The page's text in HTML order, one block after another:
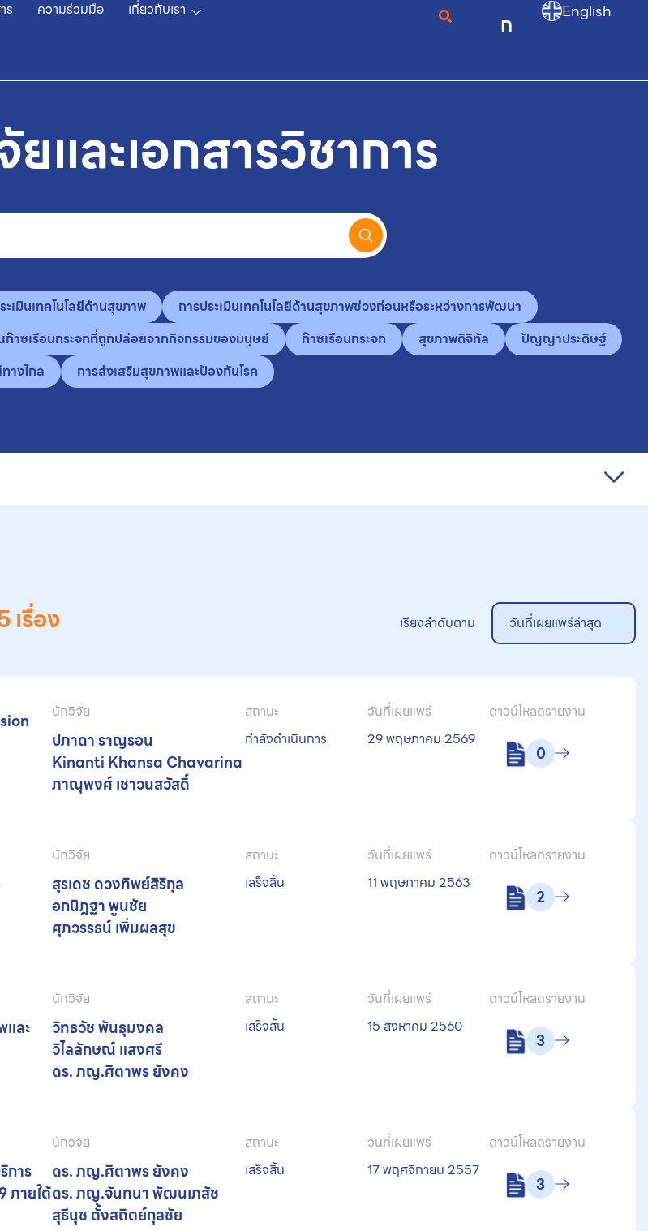
ร ความร่วมมือ เกี่ยวกับเรา
ก English
และเอกสารวิชาการ
ะเมินเทคโนโลยีด้านสุขภาพ
การประเมินเทคโนโลยีด้านสุขภาพช่วงก่อนหรือระหว่างการพัฒนา
าซเรือนกระจกที่ถูกปล่อยจากกิจกรรมของมนุษย์ ก๊าซเรือนกระจก สุขภาพดิจิทัล
ปัญญาประดิษฐ์
างไกล
การส่งเสริมสุขภาพและป้องกันโรค
เรื่อง เรียงลำดับตาม วันที่เผยแพร่ล่าสุด
นักวิจัย
ปภาดา ราญรอน
Kinanti Khansa Chavarina
ภาณุพงศ์ เชาวนสวัสดิ์
สถานะ
กำลังดำเนินการ
วันที่เผยแพร่
29 พฤษภาคม 2569
ดาวน์โหลดรายงาน
0
นักวิจัย
สุรเดช ดวงทิพย์สิริกุล
อกนิฎฐา พูนชัย
ศุภวรรธน์ เพิ่มผลสุข
สถานะ
เสร็จสิ้น
วันที่เผยแพร่
11 พฤษภาคม 2563
ดาวน์โหลดรายงาน
2
และ
นักวิจัย
วิทธวัช พันธุมงคล
วิไลลักษณ์ แสงศรี
ดร. ภญ.ศิตาพร ยังคง
สถานะ
เสร็จสิ้น
วันที่เผยแพร่
15 สิงหาคม 2560
ดาวน์โหลดรายงาน
3
การ
ภายใต้
นักวิจัย
ดร. ภญ.ศิตาพร ยังคง
ดร. ภญ.จันทนา พัฒนเภสัช
สุธีนุช ตั้งสถิตย์กุลชัย
สถานะ
เสร็จสิ้น
วันที่เผยแพร่
17 พฤศจิกายน 2557
ดาวน์โหลดรายงาน
3